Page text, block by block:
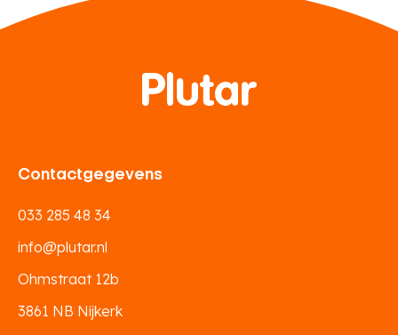
Contactgegevens
033 285 48 34
info@plutar.nl
Ohmstraat 12b
3861 NB Nijkerk